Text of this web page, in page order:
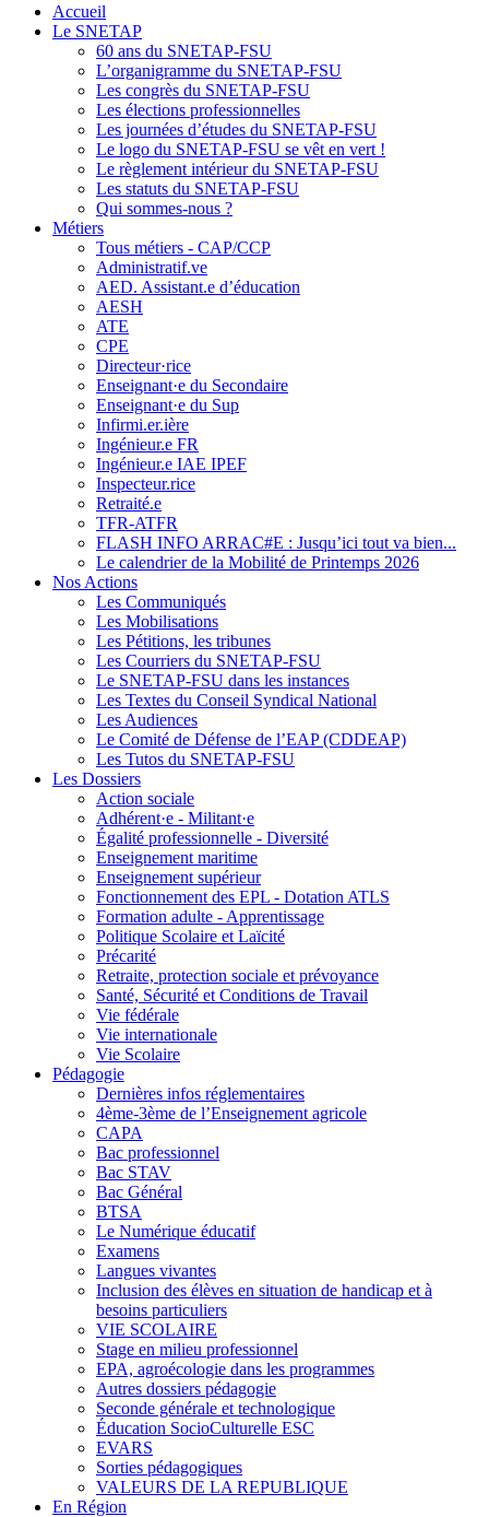
Accueil
Le SNETAP
60 ans du SNETAP-FSU
L’organigramme du SNETAP-FSU
Les congrès du SNETAP-FSU
Les élections professionnelles
Les journées d’études du SNETAP-FSU
Le logo du SNETAP-FSU se vêt en vert !
Le règlement intérieur du SNETAP-FSU
Les statuts du SNETAP-FSU
Qui sommes-nous ?
Métiers
Tous métiers - CAP/CCP
Administratif.ve
AED. Assistant.e d’éducation
AESH
ATE
CPE
Directeur·rice
Enseignant·e du Secondaire
Enseignant·e du Sup
Infirmi.er.ière
Ingénieur.e FR
Ingénieur.e IAE IPEF
Inspecteur.rice
Retraité.e
TFR-ATFR
FLASH INFO ARRAC#E : Jusqu’ici tout va bien...
Le calendrier de la Mobilité de Printemps 2026
Nos Actions
Les Communiqués
Les Mobilisations
Les Pétitions, les tribunes
Les Courriers du SNETAP-FSU
Le SNETAP-FSU dans les instances
Les Textes du Conseil Syndical National
Les Audiences
Le Comité de Défense de l’EAP (CDDEAP)
Les Tutos du SNETAP-FSU
Les Dossiers
Action sociale
Adhérent·e - Militant·e
Égalité professionnelle - Diversité
Enseignement maritime
Enseignement supérieur
Fonctionnement des EPL - Dotation ATLS
Formation adulte - Apprentissage
Politique Scolaire et Laïcité
Précarité
Retraite, protection sociale et prévoyance
Santé, Sécurité et Conditions de Travail
Vie fédérale
Vie internationale
Vie Scolaire
Pédagogie
Dernières infos réglementaires
4ème-3ème de l’Enseignement agricole
CAPA
Bac professionnel
Bac STAV
Bac Général
BTSA
Le Numérique éducatif
Examens
Langues vivantes
Inclusion des élèves en situation de handicap et à
besoins particuliers
VIE SCOLAIRE
Stage en milieu professionnel
EPA, agroécologie dans les programmes
Autres dossiers pédagogie
Seconde générale et technologique
Éducation SocioCulturelle ESC
EVARS
Sorties pédagogiques
VALEURS DE LA REPUBLIQUE
En Région